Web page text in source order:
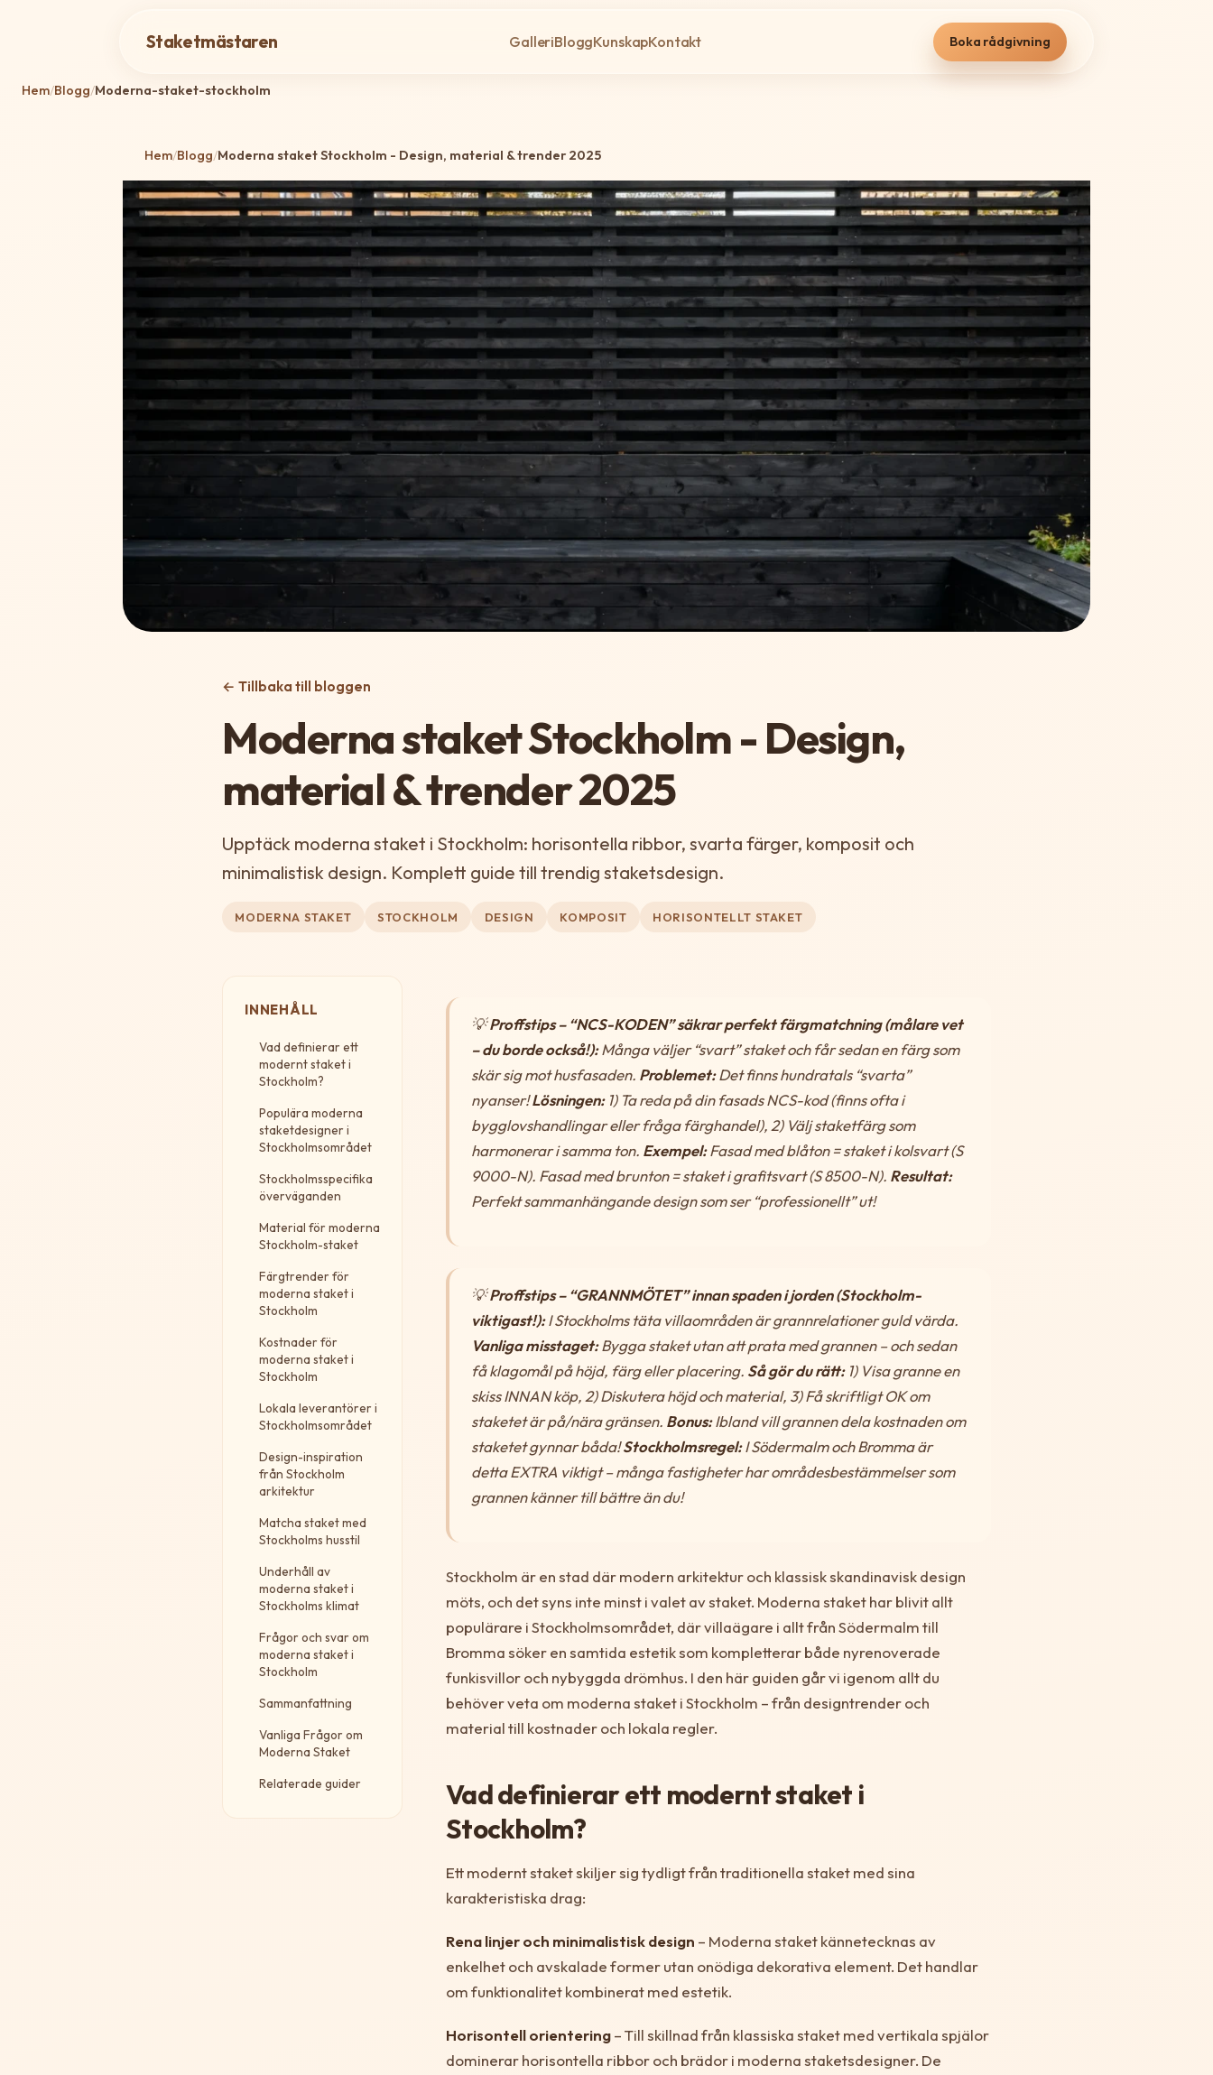
Staketmästaren GalleriBloggKunskapKontakt Boka rådgivning
Hem/Blogg/Moderna-staket-stockholm
Hem/Blogg/Moderna staket Stockholm - Design, material & trender 2025
← Tillbaka till bloggen
Moderna staket Stockholm - Design,
material & trender 2025
Upptäck moderna staket i Stockholm: horisontella ribbor, svarta färger, komposit och
minimalistisk design. Komplett guide till trendig staketsdesign.
MODERNA STAKET STOCKHOLM DESIGN KOMPOSIT HORISONTELLT STAKET
INNEHÅLL
Vad definierar ett
modernt staket i
Stockholm?
Populära moderna
staketdesigner i
Stockholmsområdet
Stockholmsspecifika
överväganden
Material för moderna
Stockholm-staket
Färgtrender för
moderna staket i
Stockholm
Kostnader för
moderna staket i
Stockholm
Lokala leverantörer i
Stockholmsområdet
Design-inspiration
från Stockholm
arkitektur
Matcha staket med
Stockholms husstil
Underhåll av
moderna staket i
Stockholms klimat
Frågor och svar om
moderna staket i
Stockholm
Sammanfattning
Vanliga Frågor om
Moderna Staket
Relaterade guider
💡Proffstips – “NCS-KODEN” säkrar perfekt färgmatchning (målare vet
– du borde också!):Många väljer “svart” staket och får sedan en färg som
skär sig mot husfasaden. Problemet:Det finns hundratals “svarta”
nyanser!Lösningen:1) Ta reda på din fasads NCS-kod (finns ofta i
bygglovshandlingar eller fråga färghandel), 2) Välj staketfärg som
harmonerar i samma ton. Exempel:Fasad med blåton = staket i kolsvart (S
9000-N). Fasad med brunton = staket i grafitsvart (S 8500-N). Resultat:
Perfekt sammanhängande design som ser “professionellt” ut!
💡Proffstips – “GRANNMÖTET” innan spaden i jorden (Stockholm-
viktigast!):I Stockholms täta villaområden är grannrelationer guld värda.
Vanliga misstaget:Bygga staket utan att prata med grannen – och sedan
få klagomål på höjd, färg eller placering. Så gör du rätt:1) Visa granne en
skiss INNAN köp, 2) Diskutera höjd och material, 3) Få skriftligt OK om
staketet är på/nära gränsen. Bonus:Ibland vill grannen dela kostnaden om
staketet gynnar båda!Stockholmsregel:I Södermalm och Bromma är
detta EXTRA viktigt – många fastigheter har områdesbestämmelser som
grannen känner till bättre än du!
Stockholm är en stad där modern arkitektur och klassisk skandinavisk design
möts, och det syns inte minst i valet av staket. Moderna staket har blivit allt
populärare i Stockholmsområdet, där villaägare i allt från Södermalm till
Bromma söker en samtida estetik som kompletterar både nyrenoverade
funkisvillor och nybyggda drömhus. I den här guiden går vi igenom allt du
behöver veta om moderna staket i Stockholm – från designtrender och
material till kostnader och lokala regler.
Vad definierar ett modernt staket i
Stockholm?
Ett modernt staket skiljer sig tydligt från traditionella staket med sina
karakteristiska drag:
Rena linjer och minimalistisk design – Moderna staket kännetecknas av
enkelhet och avskalade former utan onödiga dekorativa element. Det handlar
om funktionalitet kombinerat med estetik.
Horisontell orientering– Till skillnad från klassiska staket med vertikala spjälor
dominerar horisontella ribbor och brädor i moderna staketsdesigner. De